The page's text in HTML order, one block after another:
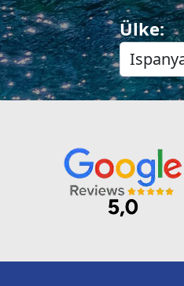
Ülke: